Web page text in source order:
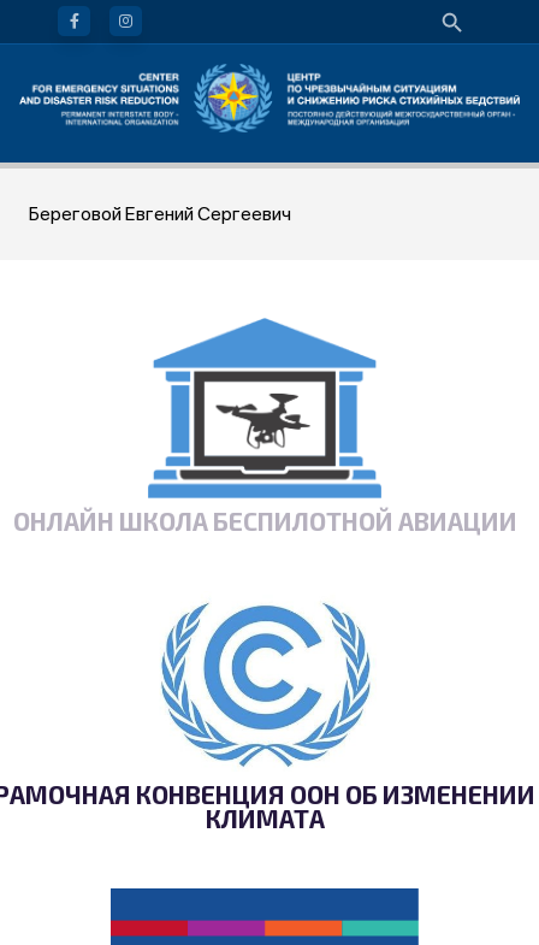
Береговой Евгений Сергеевич
ОНЛАЙН ШКОЛА БЕСПИЛОТНОЙ АВИАЦИИ
КОНВЕНЦИЯ ООН ОБ ИЗМЕНЕНИИ
КЛИМАТА